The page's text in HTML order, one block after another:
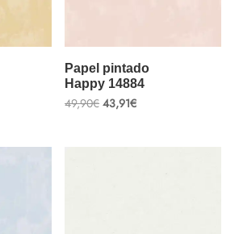
Papel pintado
Happy 14884
49,90€ El
precio
49,90€.
43,91€El
43,91€.